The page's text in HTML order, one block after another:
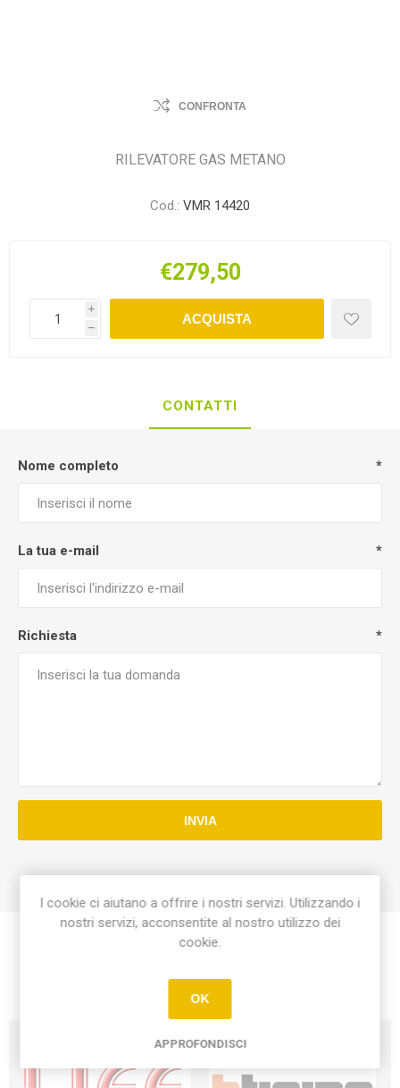
CONFRONTA
RILEVATORE GAS METANO
Cod.: VMR 14420
€279,50
i
h
ACQUISTA
CONTATTI
Nome completo *
La tua e-mail *
Richiesta *
INVIA
I cookie ci aiutano a offrire i nostri servizi. Utilizzando i
nostri servizi, acconsentite al nostro utilizzo dei
cookie.
OK
APPROFONDISCI